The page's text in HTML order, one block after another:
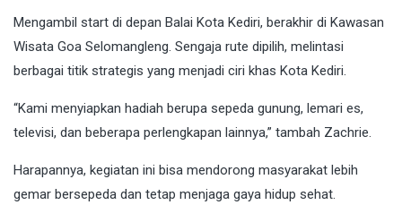
Mengambil start di depan Balai Kota Kediri, berakhir di Kawasan
Wisata Goa Selomangleng. Sengaja rute dipilih, melintasi
berbagai titik strategis yang menjadi ciri khas Kota Kediri.
“Kami menyiapkan hadiah berupa sepeda gunung, lemari es,
televisi, dan beberapa perlengkapan lainnya,” tambah Zachrie.
Harapannya, kegiatan ini bisa mendorong masyarakat lebih
gemar bersepeda dan tetap menjaga gaya hidup sehat.